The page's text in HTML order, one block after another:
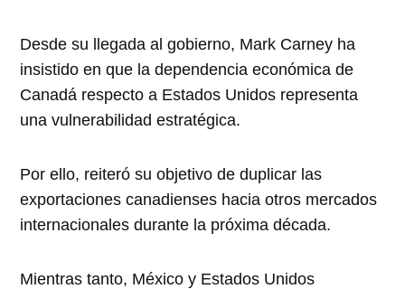
Desde su llegada al gobierno, Mark Carney ha
insistido en que la dependencia económica de
Canadá respecto a Estados Unidos representa
una vulnerabilidad estratégica.
Por ello, reiteró su objetivo de duplicar las
exportaciones canadienses hacia otros mercados
internacionales durante la próxima década.
Mientras tanto, México y Estados Unidos